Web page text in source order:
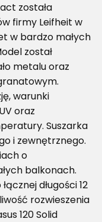
została
firmy Leifheit w
w bardzo małych
został
metalu oraz
warunki
oraz
Suszarka
i zewnętrznego.
o
balkonach.
długości 12
rozwieszenia
120 Solid